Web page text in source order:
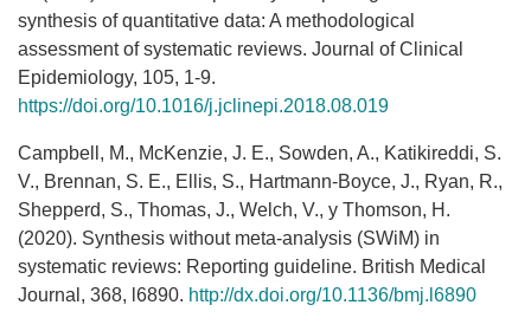
synthesis of quantitative data: A methodological
assessment of systematic reviews. Journal of Clinical
Epidemiology, 105, 1-9.
https://doi.org/10.1016/j.jclinepi.2018.08.019
Campbell, M., McKenzie, J. E., Sowden, A., Katikireddi, S.
V., Brennan, S. E., Ellis, S., Hartmann-Boyce, J., Ryan, R.,
Shepperd, S., Thomas, J., Welch, V., y Thomson, H.
(2020). Synthesis without meta-analysis (SWiM) in
systematic reviews: Reporting guideline. British Medical
Journal, 368, l6890. http://dx.doi.org/10.1136/bmj.l6890